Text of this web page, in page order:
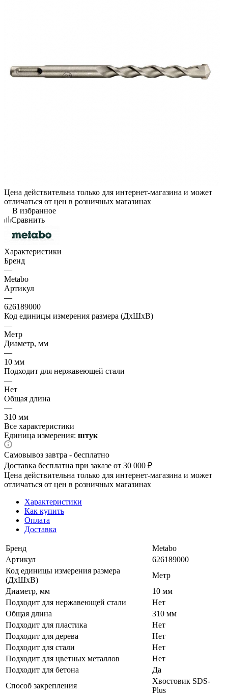
Цена действительна только для интернет-магазина и может
отличаться от цен в розничных магазинах
В избранное
Сравнить
Характеристики
Бренд
—
Metabo
Артикул
—
626189000
Код единицы измерения размера (ДхШхВ)
—
Метр
Диаметр, мм
—
10 мм
Подходит для нержавеющей стали
—
Нет
Общая длина
—
310 мм
Все характеристики
Единица измерения: штук
Самовывоз завтра - бесплатно
Доставка бесплатна при заказе от 30 000 ₽
Цена действительна только для интернет-магазина и может
отличаться от цен в розничных магазинах
Характеристики
Как купить
Оплата
Доставка
Бренд
Metabo
Артикул
626189000
Код единицы измерения размера
(ДхШхВ)
Метр
Диаметр, мм
10 мм
Подходит для нержавеющей стали
Нет
Общая длина
310 мм
Подходит для пластика
Нет
Подходит для дерева
Нет
Подходит для стали
Нет
Подходит для цветных металлов
Нет
Подходит для бетона
Да
Способ закрепления
Хвостовик SDS-
Plus